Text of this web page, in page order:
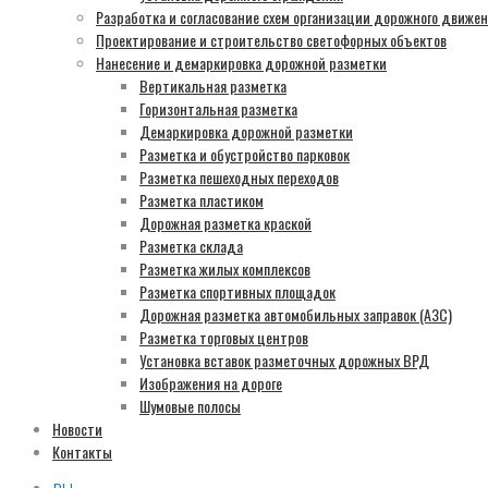
Разработка и согласование схем организации дорожного
Проектирование и строительство светофорных объектов
Нанесение и демаркировка дорожной разметки
Вертикальная разметка
Горизонтальная разметка
Демаркировка дорожной разметки
Разметка и обустройство парковок
Разметка пешеходных переходов
Разметка пластиком
Дорожная разметка краской
Разметка склада
Разметка жилых комплексов
Разметка спортивных площадок
Дорожная разметка автомобильных заправок (АЗС)
Разметка торговых центров
Установка вставок разметочных дорожных ВРД
Изображения на дороге
Шумовые полосы
Новости
Контакты